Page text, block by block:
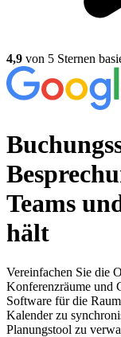
4,9 von 5 Sternen
Teams
hält
Vereinfachen Sie die
Konferenzräume und
Software für die
Kalender zu
Planungstool zu